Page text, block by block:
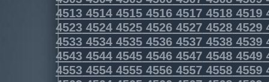
4513451445154516451745184519
4523452445254526452745284529
4533453445354536453745384539
4543454445454546454745484549
4553455445554556455745584559